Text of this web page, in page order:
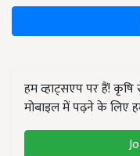
हम व्हाट्सएप पर हैं!
मोबाइल में पढ़ने के लिए